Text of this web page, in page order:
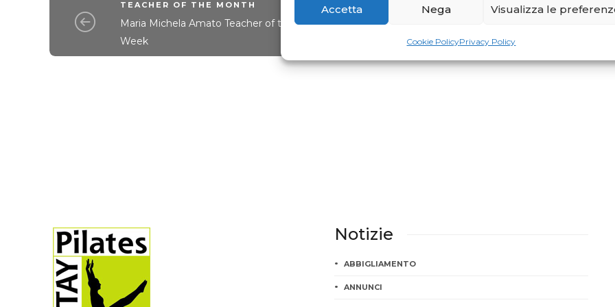
Accetta Nega Visualizza le
Cookie PolicyPrivacy Policy
TEACHER OF THE MONTH
Maria Michela Amato Teacher of the
Week
PILATES IN RETE
Notizie
ABBIGLIAMENTO
ANNUNCI